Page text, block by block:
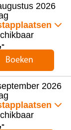
2026
Boeken
2026